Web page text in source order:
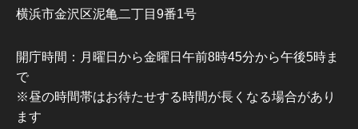
横浜市金沢区泥亀二丁目9番1号
開庁時間：月曜日から金曜日午前8時45分から午後5時ま
で
※昼の時間帯はお待たせする時間が長くなる場合があり
ます